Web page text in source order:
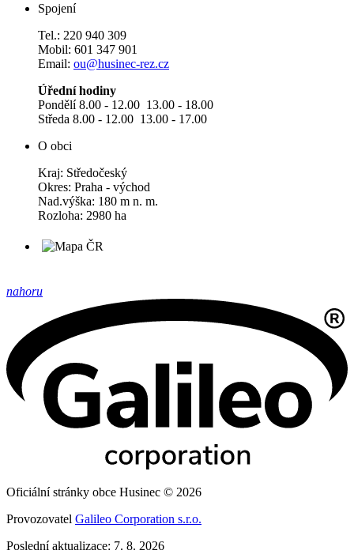
Spojení
Tel.: 220 940 309
Mobil: 601 347 901
Email: ou@husinec-rez.cz
Úřední hodiny
Pondělí 8.00 - 12.00 13.00 - 18.00
Středa 8.00 - 12.00 13.00 - 17.00
O obci
Kraj: Středočeský
Okres: Praha - východ
Nad.výška: 180 m n. m.
Rozloha: 2980 ha
nahoru
Oficiální stránky obce Husinec © 2026
Provozovatel Galileo Corporation s.r.o.
Poslední aktualizace: 7. 8. 2026